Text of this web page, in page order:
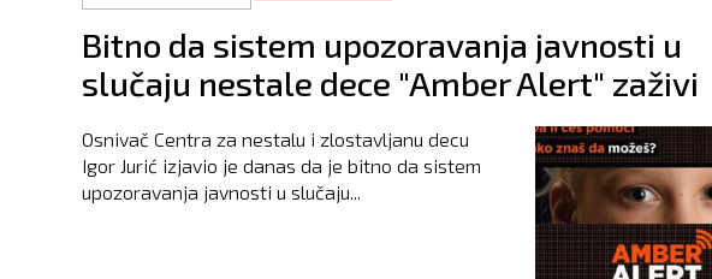
Bitno da sistem upozoravanja javnosti u
slučaju nestale dece "Amber Alert" zaživi
Osnivač Centra za nestalu i zlostavljanu decu
Igor Jurić izjavio je danas da je bitno da sistem
upozoravanja javnosti u slučaju...
Pages